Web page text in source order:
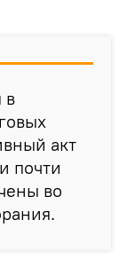
в
акт
почти
во